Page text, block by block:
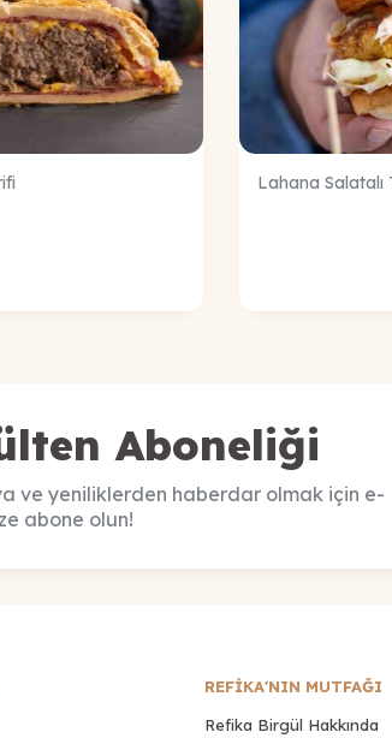
Lahana Salatalı
Aboneliği
ve yeniliklerden haberdar olmak için e-
abone olun!
REFİKA'NIN MUTFAĞI
Refika Birgül Hakkında